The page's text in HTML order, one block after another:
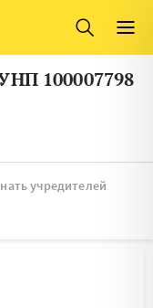
100007798
учредителей